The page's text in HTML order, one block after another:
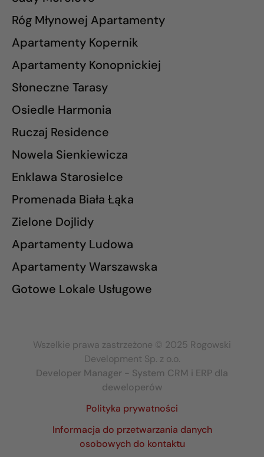
Róg Młynowej Apartamenty
Apartamenty Kopernik
Apartamenty Konopnickiej
Słoneczne Tarasy
Osiedle Harmonia
Ruczaj Residence
Nowela Sienkiewicza
Enklawa Starosielce
Promenada Biała Łąka
Zielone Dojlidy
Apartamenty Ludowa
Apartamenty Warszawska
Gotowe Lokale Usługowe
Wszelkie prawa zastrzeżone © 2025 Rogowski
Development Sp. z o.o.
Developer Manager - System CRM i ERP dla
deweloperów
Polityka prywatności
Informacja do przetwarzania danych
osobowych do kontaktu